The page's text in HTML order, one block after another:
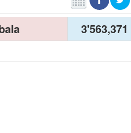
3'563,371